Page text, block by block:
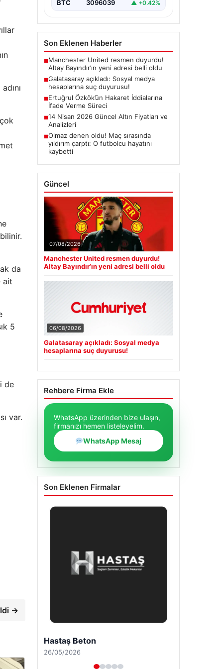
da
ait
5
de
var.
→
BTC 3096039 ▲ +0.42%
Son Eklenen Haberler
■Manchester United resmen duyurdu!
Altay Bayındır’ın yeni adresi belli oldu
■Galatasaray açıkladı: Sosyal medya
hesaplarına suç duyurusu!
■Ertuğrul Özkök’ün Hakaret İddialarına
İfade Verme Süreci
■14 Nisan 2026 Güncel Altın Fiyatları ve
Analizleri
■Olmaz denen oldu! Maç sırasında
yıldırım çarptı: O futbolcu hayatını
kaybetti
Güncel
07/08/2026
Manchester United resmen duyurdu!
Altay Bayındır’ın yeni adresi belli oldu
06/08/2026
Galatasaray açıkladı: Sosyal medya
hesaplarına suç duyurusu!
Rehbere Firma Ekle
WhatsApp üzerinden bize ulaşın,
firmanızı hemen listeleyelim.
WhatsApp Mesaj
Son Eklenen Firmalar
Enes Kaplan Avukatlık Bürosu
28/04/2026